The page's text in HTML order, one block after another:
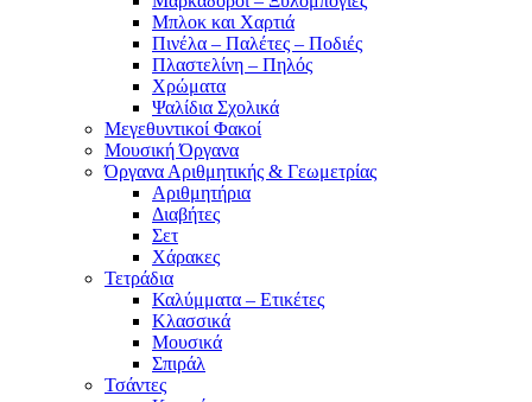
Μπλοκ και Χαρτιά
Πινέλα – Παλέτες – Ποδιές
Πλαστελίνη – Πηλός
Χρώματα
Ψαλίδια Σχολικά
Μεγεθυντικοί Φακοί
Μουσική Όργανα
Όργανα Αριθμητικής & Γεωμετρίας
Αριθμητήρια
Διαβήτες
Σετ
Χάρακες
Τετράδια
Καλύμματα – Ετικέτες
Κλασσικά
Μουσικά
Σπιράλ
Τσάντες